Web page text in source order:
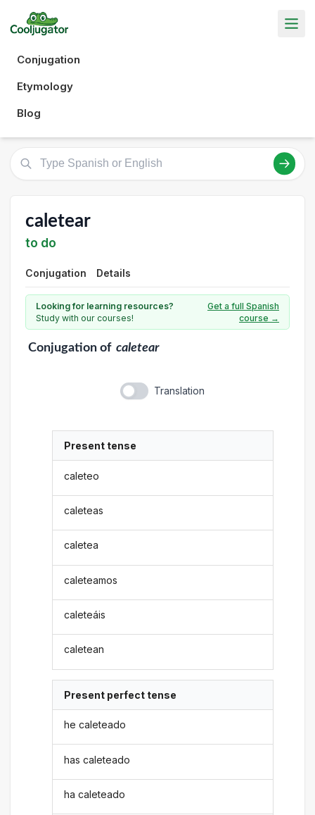
Conjugation
Etymology
Blog
caletear
to do
Conjugation Details
Looking for learning resources?
Study with our courses!
Get a full Spanish
course →
Conjugationof caletear
Translation
Present tense
caleteo
caleteas
caletea
caleteamos
caleteáis
caletean
Present perfect tense
he caleteado
has caleteado
ha caleteado